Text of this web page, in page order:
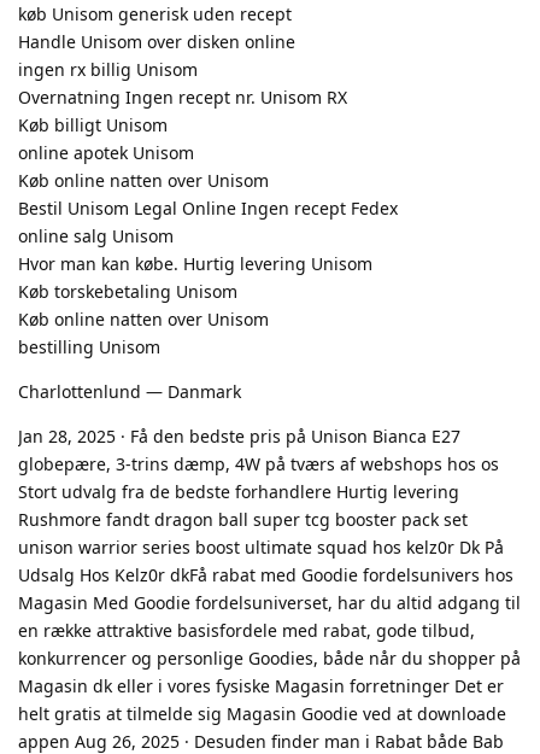
køb Unisom generisk uden recept
Handle Unisom over disken online
ingen rx billig Unisom
Overnatning Ingen recept nr. Unisom RX
Køb billigt Unisom
online apotek Unisom
Køb online natten over Unisom
Bestil Unisom Legal Online Ingen recept Fedex
online salg Unisom
Hvor man kan købe. Hurtig levering Unisom
Køb torskebetaling Unisom
Køb online natten over Unisom
bestilling Unisom
Charlottenlund — Danmark
Jan 28, 2025 · Få den bedste pris på Unison Bianca E27
globepære, 3-trins dæmp, 4W på tværs af webshops hos os
Stort udvalg fra de bedste forhandlere Hurtig levering
Rushmore fandt dragon ball super tcg booster pack set
unison warrior series boost ultimate squad hos kelz0r Dk På
Udsalg Hos Kelz0r dkFå rabat med Goodie fordelsunivers hos
Magasin Med Goodie fordelsuniverset, har du altid adgang til
en række attraktive basisfordele med rabat, gode tilbud,
konkurrencer og personlige Goodies, både når du shopper på
Magasin dk eller i vores fysiske Magasin forretninger Det er
helt gratis at tilmelde sig Magasin Goodie ved at downloade
appen Aug 26, 2025 · Desuden finder man i Rabat både Bab